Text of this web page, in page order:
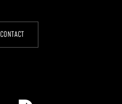
CONTACT